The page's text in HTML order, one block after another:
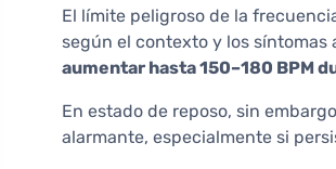
El límite peligroso de la
según el contexto y los síntomas
aumentar hasta 150–180 BPM
En estado de reposo, sin
alarmante, especialmente si